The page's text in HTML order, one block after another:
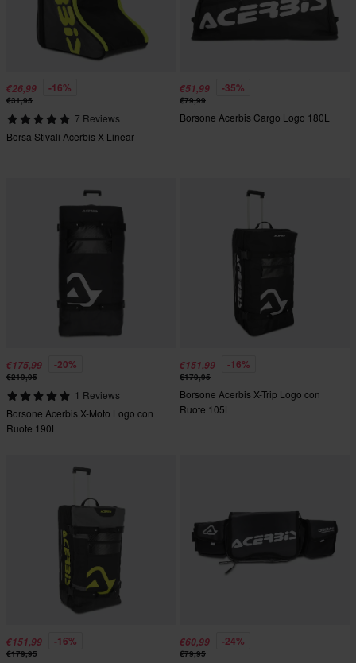
€26,99 -16%
€31,95
7 Reviews
Borsa Stivali Acerbis X-Linear
€51,99 -35%
€79,99
Borsone Acerbis Cargo Logo 180L
€175,99 -20%
€219,95
1 Reviews
Borsone Acerbis X-Moto Logo con
Ruote 190L
€151,99 -16%
€179,95
Borsone Acerbis X-Trip Logo con
Ruote 105L
€151,99 -16%
€179,95
€60,99 -24%
€79,95